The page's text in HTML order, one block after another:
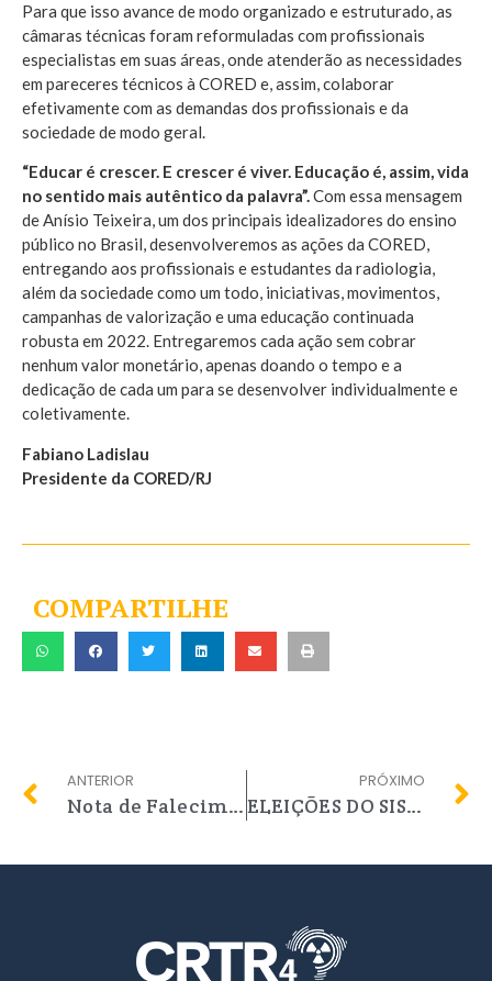
Para que isso avance de modo organizado e estruturado, as
câmaras técnicas foram reformuladas com profissionais
especialistas em suas áreas, onde atenderão as necessidades
em pareceres técnicos à CORED e, assim, colaborar
efetivamente com as demandas dos profissionais e da
sociedade de modo geral.
“Educar é crescer. E crescer é viver. Educação é, assim, vida
no sentido mais autêntico da palavra”.Com essa mensagem
de Anísio Teixeira, um dos principais idealizadores do ensino
público no Brasil, desenvolveremos as ações da CORED,
entregando aos profissionais e estudantes da radiologia,
além da sociedade como um todo, iniciativas, movimentos,
campanhas de valorização e uma educação continuada
robusta em 2022. Entregaremos cada ação sem cobrar
nenhum valor monetário, apenas doando o tempo e a
dedicação de cada um para se desenvolver individualmente e
coletivamente.
Fabiano Ladislau
Presidente da CORED/RJ
COMPARTILHE
ANTERIOR
Nota de Falecimento
PRÓXIMO
ELEIÇÕES DO SISTEMA CONTER / CRTRs